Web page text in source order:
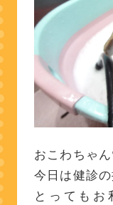
おこわちゃ
今日は健診
とってもお